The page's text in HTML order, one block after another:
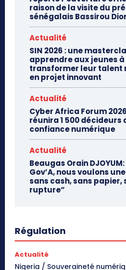
raison de la visite du
sénégalais Bassirou
Actualité
SIN 2026 : une
apprendre aux jeunes à
transformer leur talent
en projet innovant
Actualité
Cyber Africa Forum
réunira 1 500 décideurs
confiance numérique
Actualité
Beaugas Orain DJOYUM:
Gov’A, nous voulons
sans cash, sans papier,
rupture”
Régulation
Actualité
Nigeria / Souveraineté